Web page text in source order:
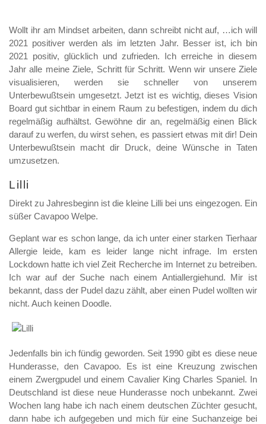
Wollt ihr am Mindset arbeiten, dann schreibt nicht auf, …ich will
2021 positiver werden als im letzten Jahr. Besser ist, ich bin
2021 positiv, glücklich und zufrieden. Ich erreiche in diesem
Jahr alle meine Ziele, Schritt für Schritt. Wenn wir unsere Ziele
visualisieren, werden sie schneller von unserem
Unterbewußtsein umgesetzt. Jetzt ist es wichtig, dieses Vision
Board gut sichtbar in einem Raum zu befestigen, indem du dich
regelmäßig aufhältst. Gewöhne dir an, regelmäßig einen Blick
darauf zu werfen, du wirst sehen, es passiert etwas mit dir! Dein
Unterbewußtsein macht dir Druck, deine Wünsche in Taten
umzusetzen.
Lilli
Direkt zu Jahresbeginn ist die kleine Lilli bei uns eingezogen. Ein
süßer Cavapoo Welpe.
Geplant war es schon lange, da ich unter einer starken Tierhaar
Allergie leide, kam es leider lange nicht infrage. Im ersten
Lockdown hatte ich viel Zeit Recherche im Internet zu betreiben.
Ich war auf der Suche nach einem Antiallergiehund. Mir ist
bekannt, dass der Pudel dazu zählt, aber einen Pudel wollten wir
nicht. Auch keinen Doodle.
Jedenfalls bin ich fündig geworden. Seit 1990 gibt es diese neue
Hunderasse, den Cavapoo. Es ist eine Kreuzung zwischen
einem Zwergpudel und einem Cavalier King Charles Spaniel. In
Deutschland ist diese neue Hunderasse noch unbekannt. Zwei
Wochen lang habe ich nach einem deutschen Züchter gesucht,
dann habe ich aufgegeben und mich für eine Suchanzeige bei